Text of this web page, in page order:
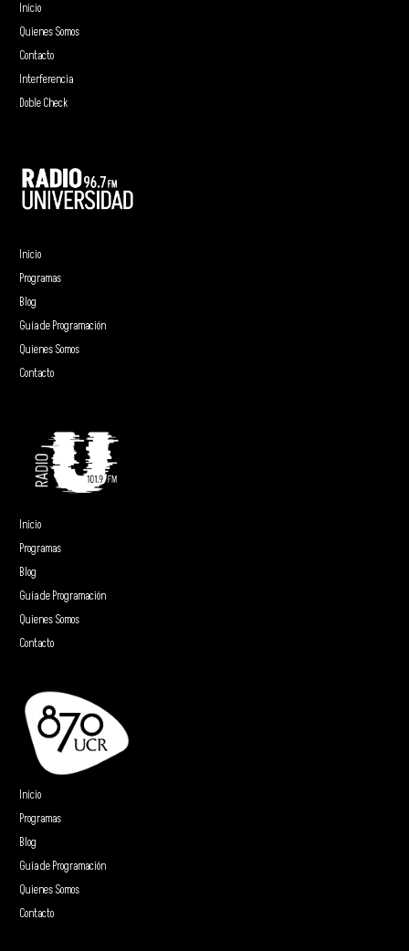
Inicio
Quienes Somos
Contacto
Interferencia
Doble Check
Inicio
Programas
Blog
Guía de Programación
Quienes Somos
Contacto
Inicio
Programas
Blog
Guía de Programación
Quienes Somos
Contacto
Inicio
Programas
Blog
Guía de Programación
Quienes Somos
Contacto